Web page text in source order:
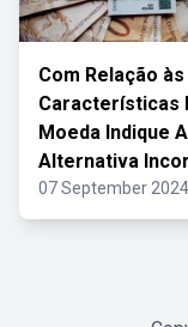
Com Relação às
Características
Moeda Indique A
Alternativa
07 September 2024